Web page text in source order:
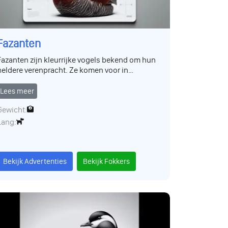
zijn kleurrijke vogels bekend om hun
verenpracht. Ze komen voor in
Deze vogels zijn populair in volièrecollecties en
gewaardeerd om hun sierlijke
en uiteenlopende gedragingen.
Lees meer
Bekijk Advertenties Bekijk Fokkers